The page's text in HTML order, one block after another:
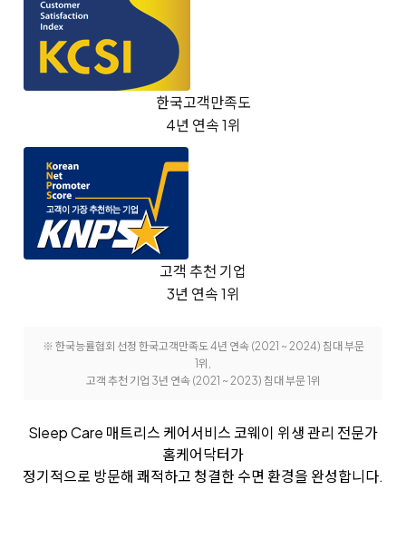
한국고객만족도
4년 연속 1위
고객 추천 기업
3년 연속 1위
※ 한국능률협회 선정 한국고객만족도 4년 연속 (2021 ~ 2024) 침대 부문
1위,
고객 추천 기업 3년 연속 (2021 ~ 2023) 침대 부문 1위
Sleep Care 매트리스 케어서비스코웨이 위생 관리 전문가
홈케어닥터가
정기적으로 방문해 쾌적하고 청결한 수면 환경을 완성합니다.